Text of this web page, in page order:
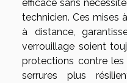
efficace sans
technicien. Ces mises
à distance,
verrouillage soient
protections contre les
serrures plus